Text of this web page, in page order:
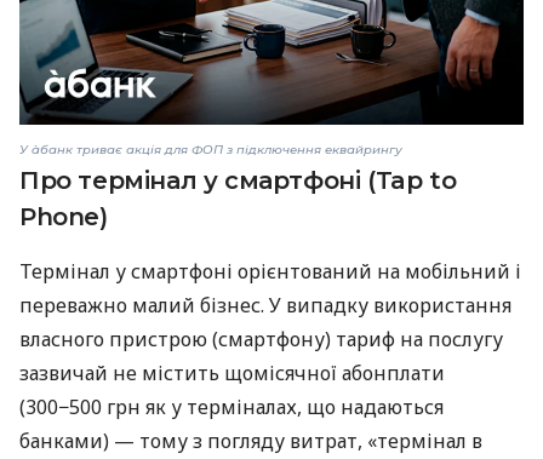
У àбанк триває акція для ФОП з підключення еквайрингу
Про термінал у смартфоні (Tap to
Phone)
Термінал у смартфоні орієнтований на мобільний і
переважно малий бізнес. У випадку використання
власного пристрою (смартфону) тариф на послугу
зазвичай не містить щомісячної абонплати
(300−500 грн як у терміналах, що надаються
банками) — тому з погляду витрат, «термінал в